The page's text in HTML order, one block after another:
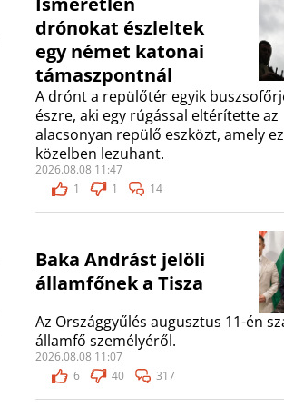
drónokat észleltek
egy német katonai
támaszpontnál
A drónt a repülőtér egyik
észre, aki egy rúgással eltérítette az
alacsonyan repülő eszközt, amely
közelben lezuhant.
2026.08.08 11:47
1
1 14
Baka Andrást jelöli
államfőnek a Tisza
Az Országgyűlés augusztus 11-én
államfő személyéről.
2026.08.08 11:07
6
40 317